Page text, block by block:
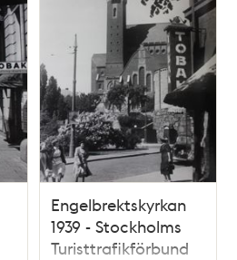
Engelbrektskyrkan
1939 - Stockholms
Turisttrafikförbund